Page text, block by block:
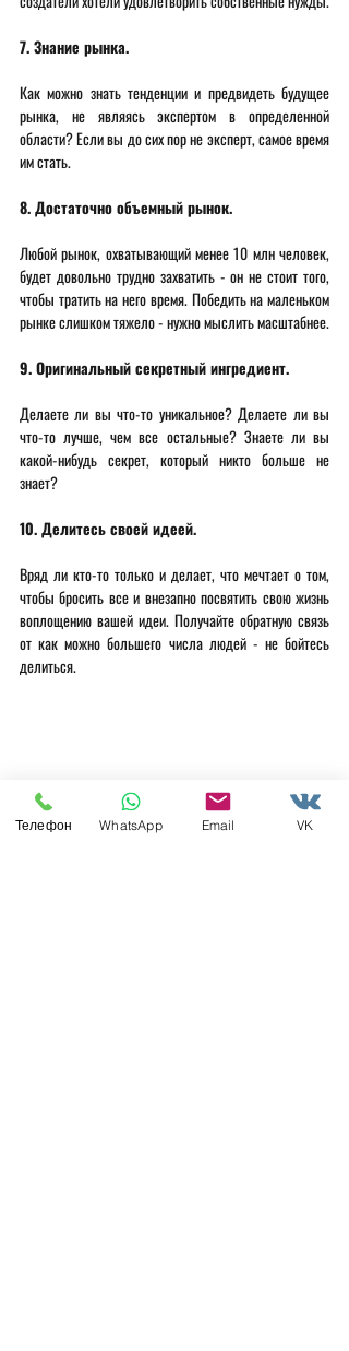
7. Знание рынка.
Как можно знать тенденции и предвидеть будущее
рынка, не являясь экспертом в определенной
области? Если вы до сих пор не эксперт, самое время
им стать.
8. Достаточно объемный рынок.
Любой рынок, охватывающий менее 10 млн человек,
будет довольно трудно захватить - он не стоит того,
чтобы тратить на него время. Победить на маленьком
9. Оригинальный секретный ингредиент.
Делаете ли вы что-то уникальное? Делаете ли вы
что-то лучше, чем все остальные? Знаете ли вы
какой-нибудь секрет, который никто больше не
знает?
10. Делитесь своей идеей.
Вряд ли кто-то только и делает, что мечтает о том,
чтобы бросить все и внезапно посвятить свою жизнь
воплощению вашей идеи. Получайте обратную связь
от как можно большего числа людей - не бойтесь
делиться.
Телефон WhatsApp Email VK